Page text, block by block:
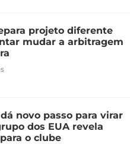
projeto diferente
mudar a arbitragem
novo passo para virar
dos EUA revela
o clube